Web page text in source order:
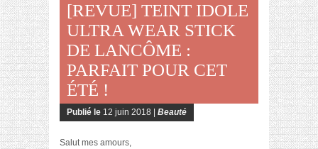
[REVUE] TEINT IDOLE
ULTRA WEAR STICK
DE LANCÔME :
PARFAIT POUR CET
ÉTÉ !
Publié le 12 juin 2018 | Beauté
Salut mes amours,